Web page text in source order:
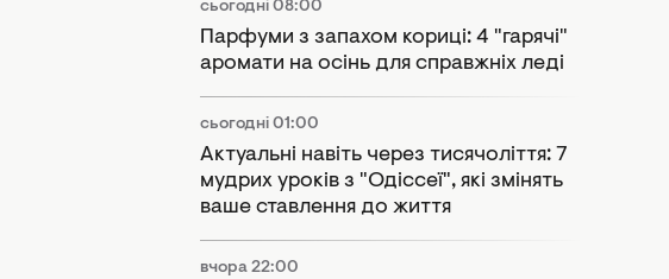
сьогодні 08:00
Парфуми з запахом кориці: 4 "гарячі"
аромати на осінь для справжніх леді
сьогодні 01:00
Актуальні навіть через тисячоліття: 7
мудрих уроків з "Одіссеї", які змінять
ваше ставлення до життя
вчора 22:00